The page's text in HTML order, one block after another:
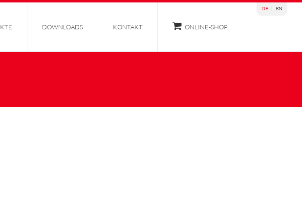
DOWNLOADS KONTAKT ONLINE-SHOP
DE EN